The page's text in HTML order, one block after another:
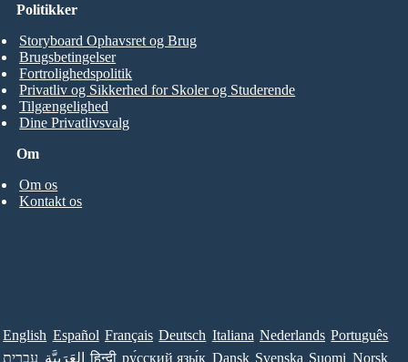
Om
Om os
Kontakt os
Politikker
Storyboard Ophavsret og Brug
Brugsbetingelser
Fortrolighedspolitik
Privatliv og Sikkerhed for Skoler og Studerende
Tilgængelighed
Dine Privatlivsvalg
English Español Français Deutsch Italiana Nederlands Português
עברית العَرَبِيَّة हिन्दी ру́сский язы́к Dansk Svenska Suomi Norsk